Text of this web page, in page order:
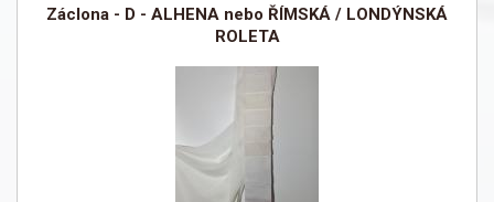
Záclona - D - ALHENA nebo ŘÍMSKÁ / LONDÝNSKÁ
ROLETA